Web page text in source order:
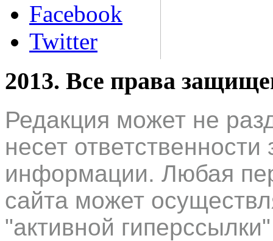
Facebook
Twitter
2013. Все права
Редакция может не
несет
информации. Любая
сайта может
"активной